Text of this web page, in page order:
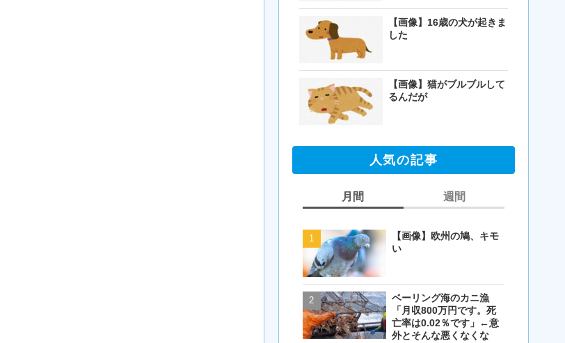
【画像】16歳の犬が起きま
した
【画像】猫がブルブルして
るんだが
人気の記事
月間
【画像】欧州の鳩、キモ
い
ベーリング海のカニ漁
「月収800万円です。死
亡率は0.02％です」←意
外とそんな悪くなくな
週間
【画像】欧州の鳩、キモ
【閲覧注意・画像】毛を
剃ったコアラが怖すぎる
とワイ(35歳無職)の中で
話題に